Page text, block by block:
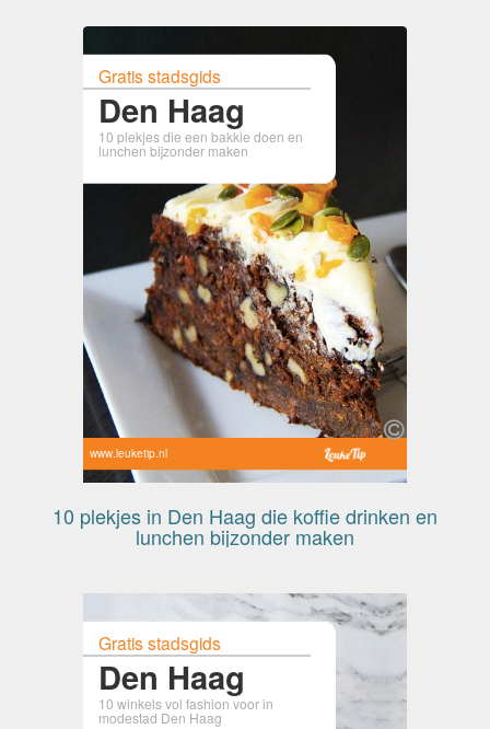
Gratis stadsgids
Den Haag
10 plekjes die een bakkie doen en
lunchen bijzonder maken
www.leuketip.nl
10 plekjes in Den Haag die koffie drinken en
lunchen bijzonder maken
Gratis stadsgids
Den Haag
10 winkels vol fashion voor in
modestad Den Haag